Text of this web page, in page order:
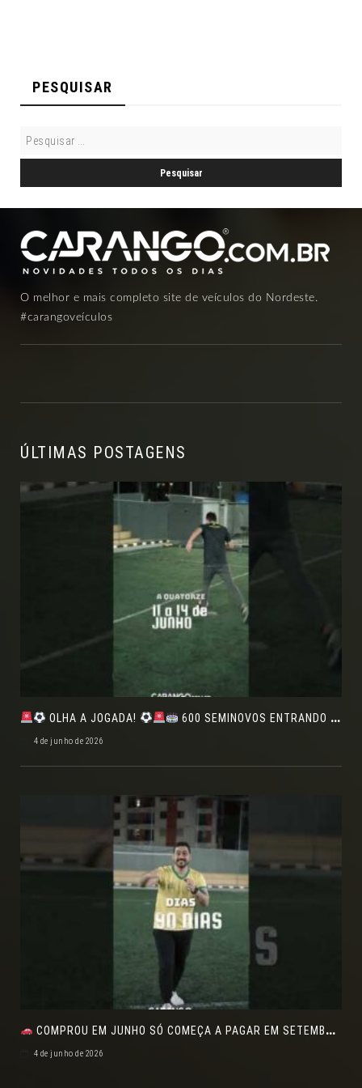
PESQUISAR
O melhor e mais completo site de veículos do Nordeste.
#carangoveículos
ÚLTIMAS POSTAGENS
OLHA A JOGADA! 600 SEMINOVOS ENTRANDO EM CAMPO NO FEIRÃO DE VERDADE!
4 de junho de 2026
COMPROU EM JUNHO SÓ COMEÇA A PAGAR EM SETEMBRO!NO FEIRÃO DE VERDADE EM ARACJU
4 de junho de 2026